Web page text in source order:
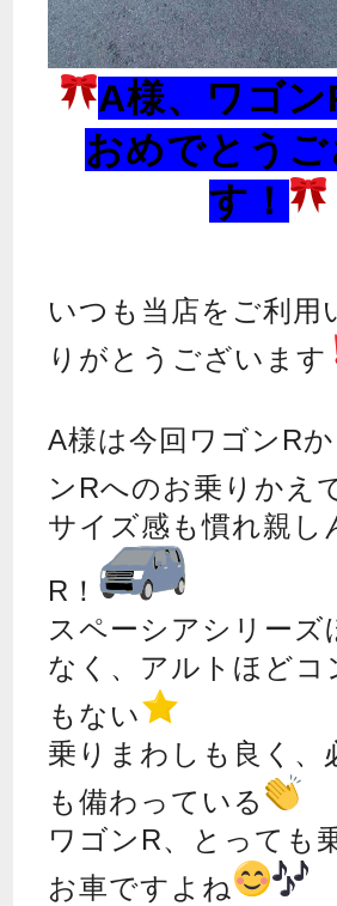
A様、ワゴン
おめでとうご
す！
いつも当店をご利用
りがとうございます
A様は今回ワゴンR
ンRへのお乗りかえ
サイズ感も慣れ親し
R！
スペーシアシリーズ
なく、アルトほどコ
もない
乗りまわしも良く、
も備わっている
ワゴンR、とっても
お車ですよね